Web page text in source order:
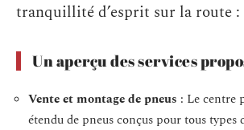
tranquillité d’esprit sur la route :
Un aperçu des services
Vente et montage de pneus : Le centre
étendu de pneus conçus pour tous types